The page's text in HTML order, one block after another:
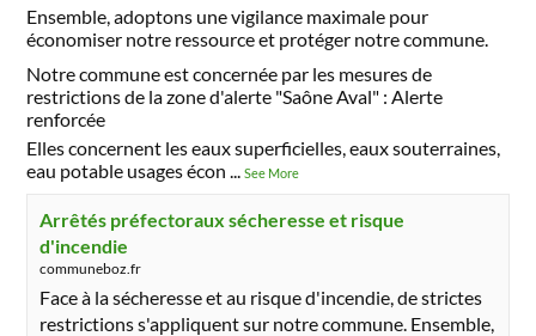
Ensemble, adoptons une vigilance maximale pour
économiser notre ressource et protéger notre commune.
Notre commune est concernée par les mesures de
restrictions de la zone d'alerte "Saône Aval" : Alerte
renforcée
Elles concernent les eaux superficielles, eaux souterraines,
eau potable usages écon
...See More
Arrêtés préfectoraux sécheresse et risque
d'incendie
communeboz.fr
Face à la sécheresse et au risque d'incendie, de strictes
restrictions s'appliquent sur notre commune. Ensemble,